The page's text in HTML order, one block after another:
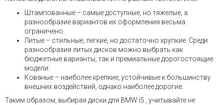
Штампованные – самые доступные, но тяжелые, а
разнообразие вариантов их оформления весьма
ограничено.
Литые – стильные, легкие, но достаточно хрупкие. Среди
разнообразия литых дисков можно выбрать как
бюджетные варианты, так и премиальные дорогостоящие
модели.
Кованые – наиболее крепкие, устойчивые к большинству
внешних воздействий, однако наиболее дорогие.
Таким образом, выбирая диски для BMW i5 , учитывайте не